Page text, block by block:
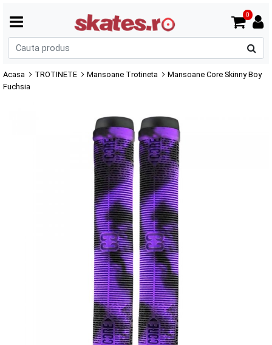
0
Acasa TROTINETE Mansoane Trotineta
Mansoane Core Skinny Boy
Fuchsia